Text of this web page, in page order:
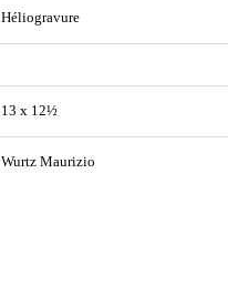
Héliogravure
13 x 12½
Wurtz Maurizio